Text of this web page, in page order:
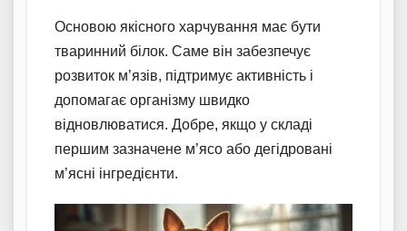
Основою якісного харчування має бути
тваринний білок. Саме він забезпечує
розвиток м’язів, підтримує активність і
допомагає організму швидко
відновлюватися. Добре, якщо у складі
першим зазначене м’ясо або дегідровані
м’ясні інгредієнти.